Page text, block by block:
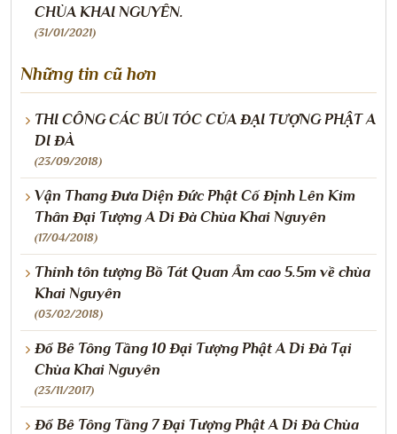
CHÙA KHAI NGUYÊN.
(31/01/2021)
Những tin cũ hơn
THI CÔNG CÁC BÚI TÓC CỦA ĐẠI TƯỢNG PHẬT A
DI ĐÀ
(23/09/2018)
Vận Thang Đưa Diện Đức Phật Cố Định Lên Kim
Thân Đại Tượng A Di Đà Chùa Khai Nguyên
(17/04/2018)
Thỉnh tôn tượng Bồ Tát Quan Âm cao 5.5m về chùa
Khai Nguyên
(03/02/2018)
Đổ Bê Tông Tầng 10 Đại Tượng Phật A Di Đà Tại
Chùa Khai Nguyên
(23/11/2017)
Đổ Bê Tông Tầng 7 Đại Tượng Phật A Di Đà Chùa